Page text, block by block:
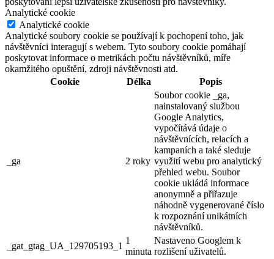
Analytické cookie
Analytické cookie
Analytické soubory cookie se používají k pochopení toho, jak
návštěvníci interagují s webem. Tyto soubory cookie pomáhají
poskytovat informace o metrikách počtu návštěvníků, míře
okamžitého opuštění, zdroji návštěvnosti atd.
Cookie
Délka Popis
_ga 2 roky
Soubor cookie _ga,
nainstalovaný službou
Google Analytics,
vypočítává údaje o
návštěvnících, relacích a
kampaních a také sleduje
využití webu pro analytický
přehled webu. Soubor
cookie ukládá informace
anonymně a přiřazuje
náhodně vygenerované číslo
k rozpoznání unikátních
návštěvníků.
_gat_gtag_UA_129705193_1
1
minuta
Nastaveno Googlem k
rozlišení uživatelů.